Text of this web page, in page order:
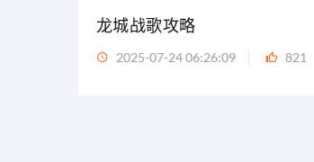
龙城战歌攻略
2025-07-24 06:26:09 821